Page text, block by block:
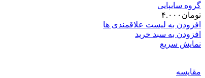
گروه سایپایی
تومان ۴.۰۰۰
افزودن به لیست علاقمندی ها
افزودن به سبد خرید
نمایش سریع
مقایسه